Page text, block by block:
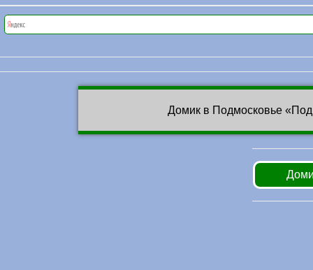
Домик в Подмосковье